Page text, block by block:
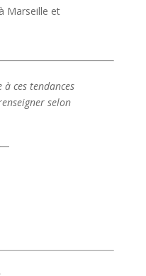
Marseille et
ces tendances
selon
—